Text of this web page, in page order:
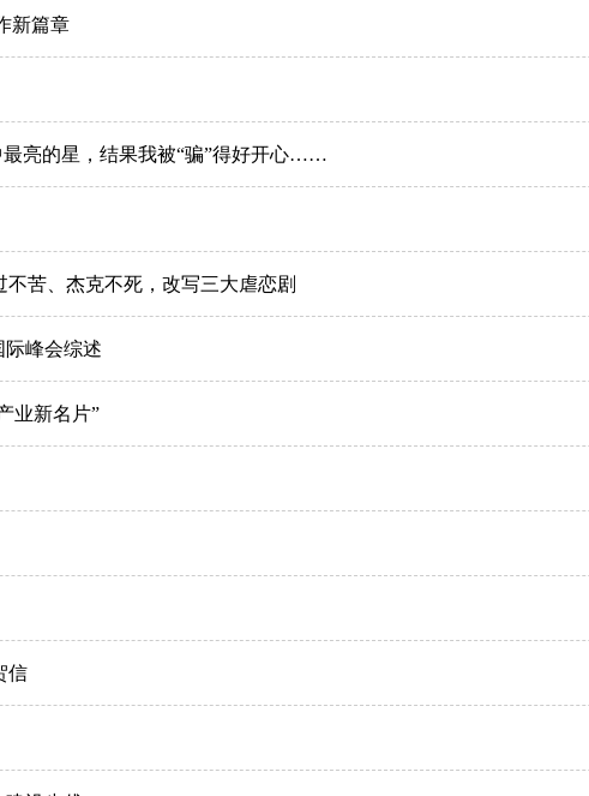
新篇章
亮的星，结果我被“骗”得好开心……
苦、杰克不死，改写三大虐恋剧
峰会综述
业新名片”
信